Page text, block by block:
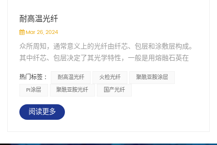
耐高温光纤
Mar 26, 2024
众所周知，通常意义上的光纤由纤芯、包层和涂敷层构成。
其中纤芯、包层决定了其光学特性，一般是用熔融石英在
璃拉制过程中，其表面不可避免地会留下细微裂纹，在使用
中受各种环境应力的影响，裂纹可能会迅速扩大甚至断裂，
所以在拉制出裸纤的第一时间就帮它穿上一层护套
&mdash;&mdash;涂敷层，以大大改善其机械特性，使其
热门标签 : 耐高温光纤 火检光纤
聚酰亚胺涂层
PI涂层
聚酰亚胺光纤 国产光纤
阅读更多